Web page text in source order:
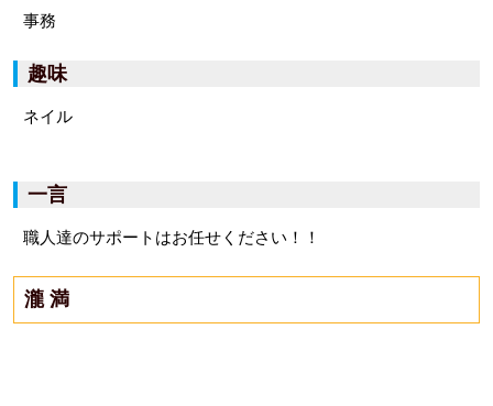
事務
趣味
ネイル
一言
職人達のサポートはお任せください！！
瀧 満